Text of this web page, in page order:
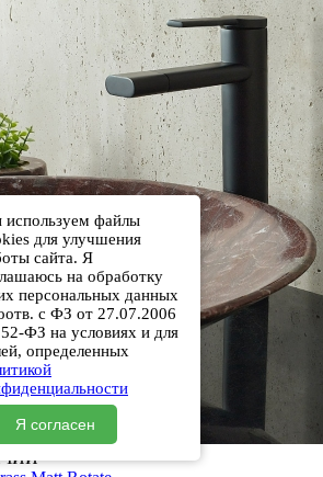
файлы
для улучшения
сайта. Я
на обработку
персональных данных
с ФЗ от 27.07.2006
ФЗ на условиях и для
определенных
Я согласен